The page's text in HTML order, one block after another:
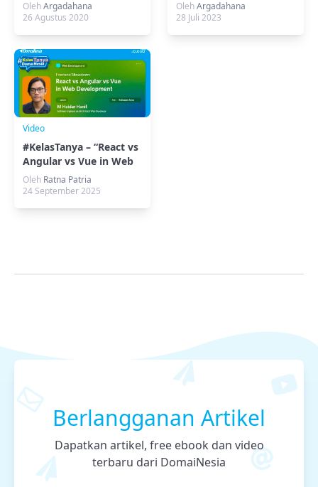
OlehArgadahana
26 Agustus 2020
OlehArgadahana
28 Juli 2023
Video
#KelasTanya – “React vs
Angular vs Vue in Web
Development” w/
Haidar Hanif
Oleh Ratna Patria
24 September 2025
Berlangganan Artikel
Dapatkan artikel, free ebook dan video
terbaru dari DomaiNesia